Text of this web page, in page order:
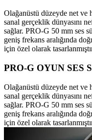
Olağanüstü düzeyde net ve
sanal gerçeklik dünyasını
sağlar. PRO-G 50 mm ses
geniş frekans aralığında
için özel olarak
PRO-G OYUN SES
Olağanüstü düzeyde net ve
sanal gerçeklik dünyasını
sağlar. PRO-G 50 mm ses
geniş frekans aralığında
için özel olarak